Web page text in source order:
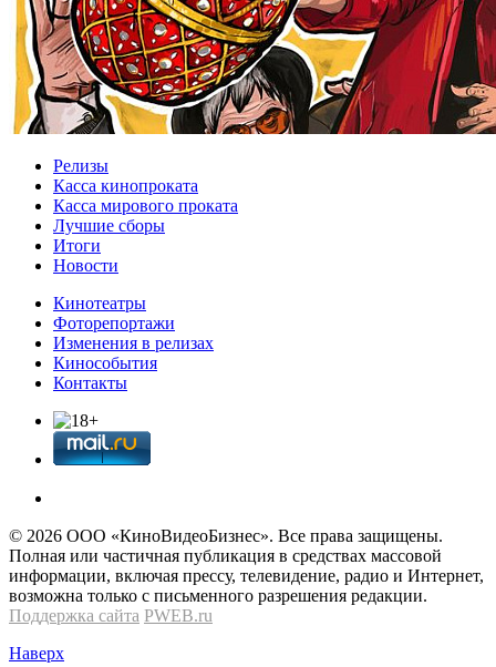
Релизы
Касса кинопроката
Касса мирового проката
Лучшие сборы
Итоги
Новости
Кинотеатры
Фоторепортажи
Изменения в релизах
Кинособытия
Контакты
© 2026 OOО «КиноВидеоБизнес». Все права защищены.
Полная или частичная публикация в средствах массовой
информации, включая прессу, телевидение, радио и Интернет,
возможна только с письменного разрешения редакции.
Поддержка сайта PWEB.ru
Наверх